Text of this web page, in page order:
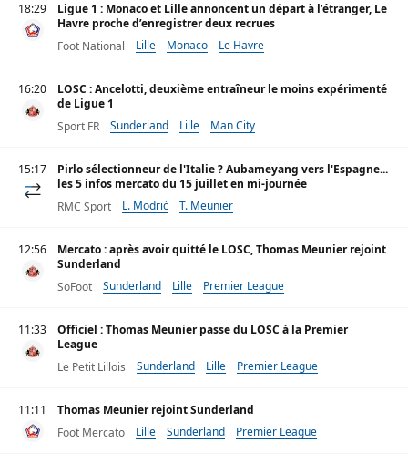
18:29
Ligue 1 : Monaco et Lille annoncent un départ à l’étranger, Le
Havre proche d’enregistrer deux recrues
Foot National
Lille Monaco Le Havre
16:20
LOSC : Ancelotti, deuxième entraîneur le moins expérimenté
de Ligue 1
Sport FR
Sunderland Lille Man City
15:17
Pirlo sélectionneur de l'Italie ? Aubameyang vers l'Espagne...
les 5 infos mercato du 15 juillet en mi-journée
RMC Sport
L. Modrić T. Meunier
12:56
Mercato : après avoir quitté le LOSC, Thomas Meunier rejoint
Sunderland
SoFoot
Sunderland Lille Premier League
11:33
Officiel : Thomas Meunier passe du LOSC à la Premier
League
Le Petit Lillois
Sunderland Lille Premier League
11:11
Thomas Meunier rejoint Sunderland
Foot Mercato
Lille Sunderland Premier League